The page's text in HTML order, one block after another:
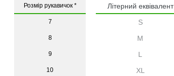
Розмір рукавичок * Літерний еквівалент
7 S
8 M
9 L
10 XL